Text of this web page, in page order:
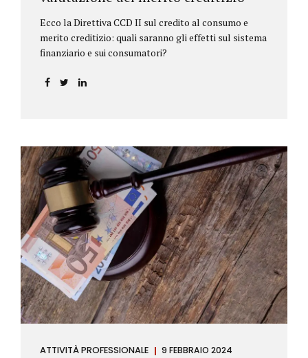
Ecco la Direttiva CCD II sul credito al consumo e
merito creditizio: quali saranno gli effetti sul sistema
finanziario e sui consumatori?
ATTIVITÀ PROFESSIONALE 9 FEBBRAIO 2024